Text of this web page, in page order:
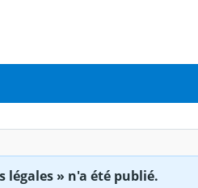
» n'a été publié.